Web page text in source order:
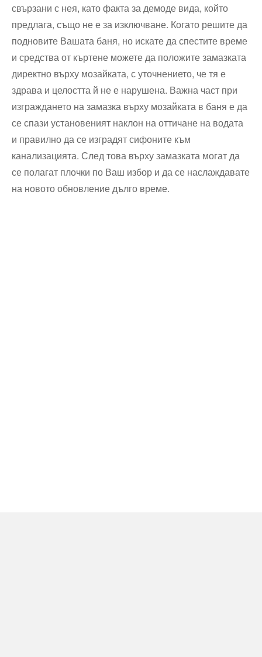
свързани с нея, като факта за демоде вида, който
предлага, също не е за изключване. Когато решите да
подновите Вашата баня, но искате да спестите време
и средства от къртене можете да положите замазката
директно върху мозайката, с уточнението, че тя е
здрава и целостта й не е нарушена. Важна част при
изграждането на замазка върху мозайката в баня е да
се спази установеният наклон на оттичане на водата
и правилно да се изградят сифоните към
канализацията. След това върху замазката могат да
се полагат плочки по Ваш избор и да се наслаждавате
на новото обновление дълго време.